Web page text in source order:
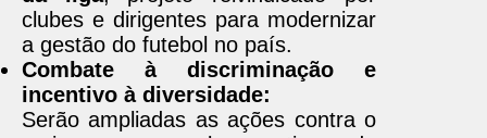
clubes e dirigentes para modernizar
a gestão do futebol no país.
Combate à discriminação e
incentivo à diversidade:
Serão ampliadas as ações contra o